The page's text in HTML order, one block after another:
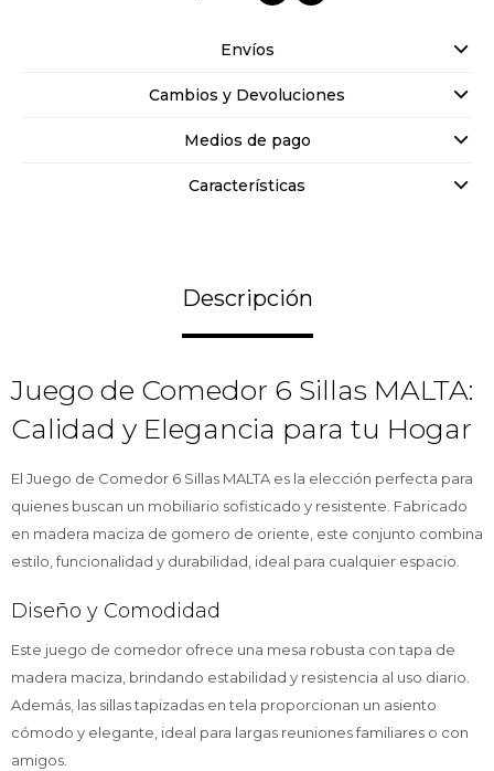
Envíos
Cambios y Devoluciones
Medios de pago
Características
Descripción
Juego de Comedor 6 Sillas MALTA:
Calidad y Elegancia para tu Hogar
El Juego de Comedor 6 Sillas MALTA es la elección perfecta para
quienes buscan un mobiliario sofisticado y resistente. Fabricado
en madera maciza de gomero de oriente, este conjunto combina
estilo, funcionalidad y durabilidad, ideal para cualquier espacio.
Diseño y Comodidad
Este juego de comedor ofrece una mesa robusta con tapa de
madera maciza, brindando estabilidad y resistencia al uso diario.
Además, las sillas tapizadas en tela proporcionan un asiento
cómodo y elegante, ideal para largas reuniones familiares o con
amigos.